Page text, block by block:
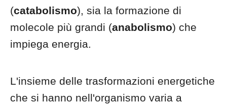
(catabolismo), sia la formazione di
molecole più grandi (anabolismo) che
impiega energia.
L'insieme delle trasformazioni energetiche
che si hanno nell'organismo varia a